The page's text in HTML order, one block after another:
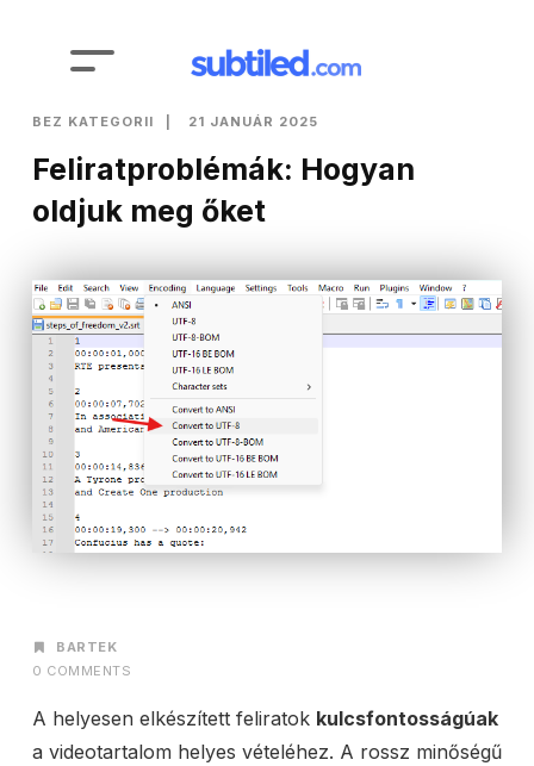
BEZ KATEGORII 21 JANUÁR 2025
Feliratproblémák: Hogyan
oldjuk meg őket
AUTHOR
BARTEK
0 COMMENTS
A helyesen elkészített feliratok kulcsfontosságúak
a videotartalom helyes vételéhez. A rossz minőségű